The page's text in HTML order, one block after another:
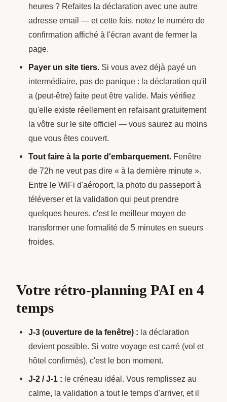
heures ? Refaites la déclaration avec une autre
adresse email — et cette fois, notez le numéro de
confirmation affiché à l'écran avant de fermer la
page.
Payer un site tiers. Si vous avez déjà payé un
intermédiaire, pas de panique : la déclaration qu'il
a (peut-être) faite peut être valide. Mais vérifiez
qu'elle existe réellement en refaisant gratuitement
la vôtre sur le site officiel — vous saurez au moins
que vous êtes couvert.
Tout faire à la porte d'embarquement. Fenêtre
de 72h ne veut pas dire « à la dernière minute ».
Entre le WiFi d'aéroport, la photo du passeport à
téléverser et la validation qui peut prendre
quelques heures, c'est le meilleur moyen de
transformer une formalité de 5 minutes en sueurs
froides.
Votre rétro-planning PAI en 4
temps
J-3 (ouverture de la fenêtre) : la déclaration
devient possible. Si votre voyage est carré (vol et
hôtel confirmés), c'est le bon moment.
J-2 / J-1 : le créneau idéal. Vous remplissez au
calme, la validation a tout le temps d'arriver, et il